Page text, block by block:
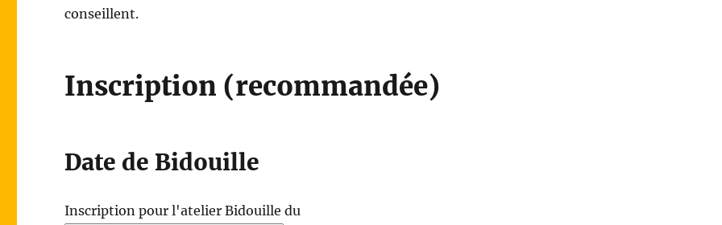
conseillent.
Inscription (recommandée)
Date de Bidouille
Inscription pour l'atelier Bidouille du